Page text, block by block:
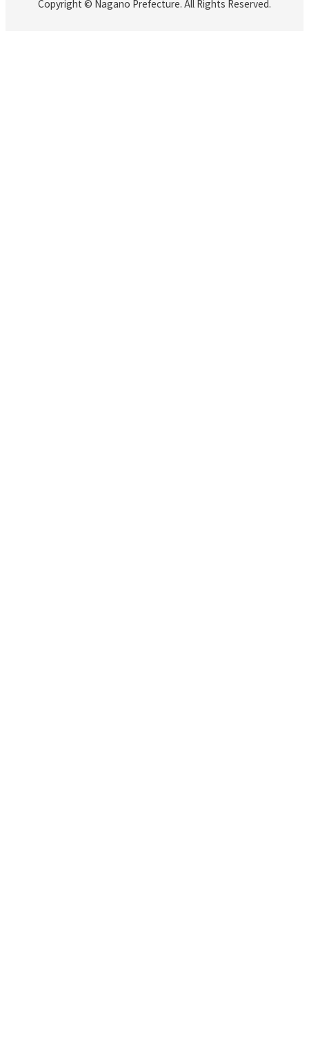
Copyright © Nagano Prefecture. All Rights Reserved.